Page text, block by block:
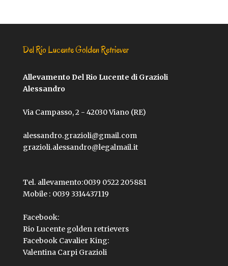
Del Rio Lucente Golden Retriever
Allevamento Del Rio Lucente di Grazioli
Alessandro
Via Campasso, 2 - 42030 Viano (RE)
alessandro.grazioli@gmail.com
grazioli.alessandro@legalmail.it
Tel. allevamento:0039 0522 205881
Mobile : 0039 3314437119
Facebook:
Rio Lucente golden retrievers
Facebook Cavalier King:
Valentina Carpi Grazioli